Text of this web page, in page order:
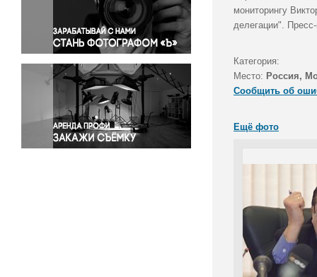
Правосудие
Происшествия и конфликты
Религия
Светская жизнь
Спорт
Экология
Экономика и бизнес
мониторингу
делегации".
Категория:
Место: Россия,
Сообщить об
Ещё фото